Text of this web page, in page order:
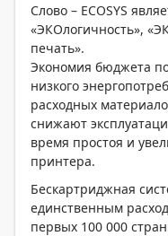
Слово – ECOSYS
«ЭКОлогичность»,
печать».
Экономия бюджета
низкого
расходных
снижают
время простоя и
принтера.
Бескартриджная
единственным
первых 100 000